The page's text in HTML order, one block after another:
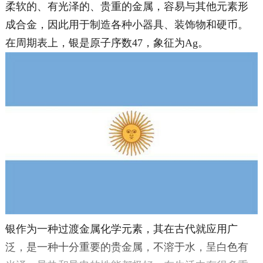
柔软的、有光泽的、贵重的金属，容易与其他元素形
成合金，因此用于制造各种小器具、装饰物和硬币。
在周期表上，银是原子序数47，象征为Ag。
银作为一种过渡金属化学元素，其在古代就应用广
泛，是一种十分重要的贵金属，不溶于水，呈白色有